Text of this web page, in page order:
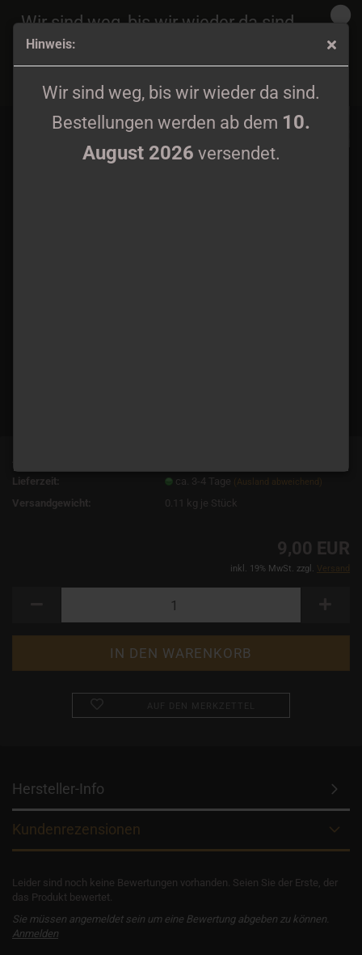
Hinweis:
Wir sind weg, bis wir wieder da sind.
Bestellungen werden ab dem 10.
August 2026 versendet.
Wir sind weg, bis wir wieder da sind.
Bestellungen werden ab dem
August 2026
versendet.
Lieferzeit:
ca. 3-4 Tage (Ausland abweichend)
Versandgewicht: 0.11 kg je Stück
9,00 EUR
inkl. 19% MwSt. zzgl. Versand
Hersteller-Info
Kundenrezensionen
Leider sind noch keine Bewertungen vorhanden. Seien Sie der Erste, der
das Produkt bewertet.
Sie müssen angemeldet sein um eine Bewertung abgeben zu können.
Anmelden